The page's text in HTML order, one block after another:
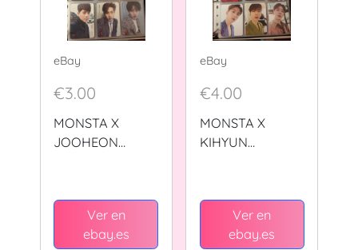
eBay
€3.00
MONSTA X
JOOHEON
PHOTOCARD
Ver en
ebay.es
eBay
€4.00
MONSTA X
KIHYUN
Ver en
ebay.es